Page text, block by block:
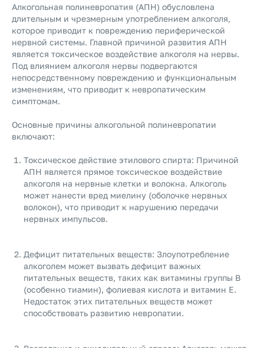
Алкогольная полиневропатия (АПН) обусловлена
длительным и чрезмерным употреблением алкоголя,
которое приводит к повреждению периферической
нервной системы. Главной причиной развития АПН
является токсическое воздействие алкоголя на нервы.
Под влиянием алкоголя нервы подвергаются
непосредственному повреждению и функциональным
изменениям, что приводит к невропатическим
симптомам.
Основные причины алкогольной полиневропатии
включают:
Токсическое действие этилового спирта: Причиной
АПН является прямое токсическое воздействие
алкоголя на нервные клетки и волокна. Алкоголь
может нанести вред миелину (оболочке нервных
волокон), что приводит к нарушению передачи
нервных импульсов.
Дефицит питательных веществ: Злоупотребление
алкоголем может вызвать дефицит важных
питательных веществ, таких как витамины группы В
(особенно тиамин), фолиевая кислота и витамин Е.
Недостаток этих питательных веществ может
способствовать развитию невропатии.